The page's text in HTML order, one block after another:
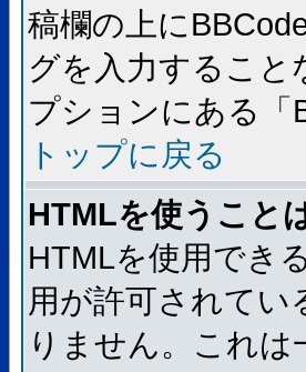
稿欄の上に
グを入力すること
プションにある「
トップに戻る
HTMLを使うこと
HTMLを使用でき
用が許可されてい
りません。これ